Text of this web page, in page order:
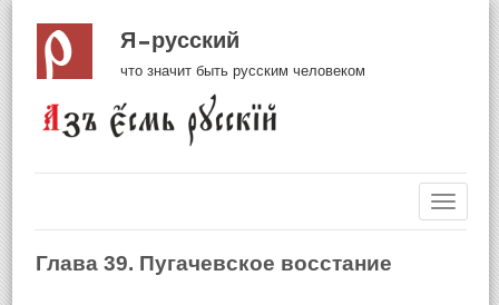
Я русский
что значит быть русским человеком
Глава 39. Пугачевское восстание